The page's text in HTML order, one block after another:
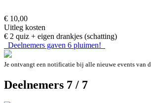
€ 10,00
Uitleg kosten
€ 2 quiz + eigen drankjes (schatting)
Deelnemers gaven 6 pluimen!
Je ontvangt een notificatie bij alle nieuwe events van
Deelnemers 7 / 7